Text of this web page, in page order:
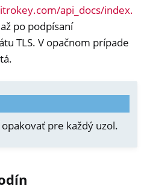
api_docs/index.
po podpísaní
TLS. V opačnom prípade
pre každý uzol.